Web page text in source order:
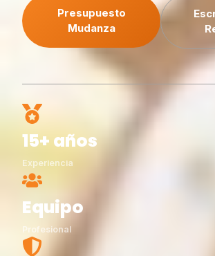
Presupuesto
Mudanza
15+ años
Experiencia
Equipo
Profesional